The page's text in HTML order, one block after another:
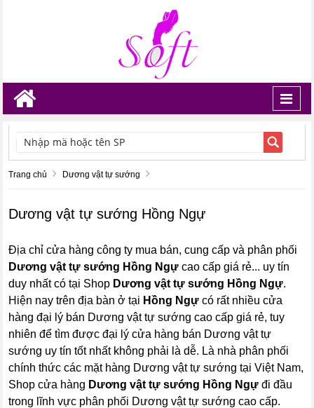
TÌM KIẾM
Trang chủ Dương vật tự sướng
Dương vật tự sướng Hồng Ngự
Địa chỉ cửa hàng công ty mua bán, cung cấp và phân phối
Dương vật tự sướng Hồng Ngự cao cấp giá rẻ... uy tín
duy nhất có tại Shop Dương vật tự sướng Hồng Ngự.
Hiện nay trên địa bàn ở tại Hồng Ngự có rất nhiều cửa
hàng đại lý bán Dương vật tự sướng cao cấp giá rẻ, tuy
nhiên để tìm được đại lý cửa hàng bán Dương vật tự
sướng uy tín tốt nhất không phải là dễ. Là nhà phân phối
chính thức các mặt hàng Dương vật tự sướng tại Việt Nam,
Shop cửa hàng Dương vật tự sướng Hồng Ngự đi đầu
trong lĩnh vực phân phối Dương vật tự sướng cao cấp.